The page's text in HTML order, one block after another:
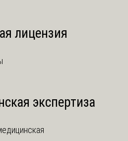
лицензия
экспертиза